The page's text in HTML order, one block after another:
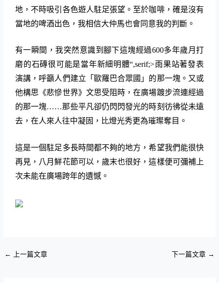
地，不時吸引各色遊人駐足張望。至於咖啡，確是沒有
當地的啤酒出色，我相信大仲馬也會同意我的判斷。
有一瞬間，我突然意識到腳下這塊經過600多年歲月打
磨的石磚很可能是當年新細明體“,serif;>雨果站著發表
演講，呼籲人們建立「歐羅巴合眾國」的那一塊。又或
他構思《悲慘世界》文思受阻時，在廣場踱步流連經過
的那一塊……那些平凡卻仍閃閃發光的時刻彷彿從未遠
去，在人來人往中凝固，比燈光秀更為璀璨奪目。
這是一個駐足多長時間都不夠的地方，希望我們能很快
再見，八月鮮花節可以，歲末也很好，這樣便可彌補上
次未能在廣場跨年的遺憾。
← 上一篇文章 下一篇文章 →